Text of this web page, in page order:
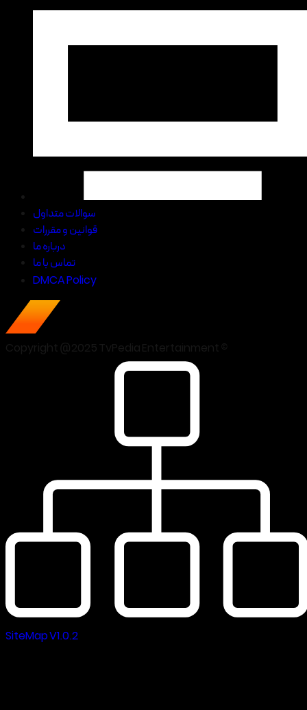
سوالات متداول
قوانین و مقررات
درباره ما
تماس با ما
DMCA Policy
SiteMap V1.0.2